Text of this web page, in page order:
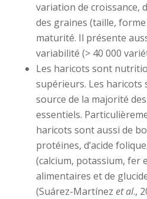
variation de croissance,
des graines (taille,
maturité. Il présente
variabilité (> 40 000
Les haricots sont
supérieurs. Les haricots
source de la majorité
essentiels.
haricots sont aussi de
protéines, d’acide
(calcium, potassium, fer
alimentaires et de
(Suárez-Martínez et al.,